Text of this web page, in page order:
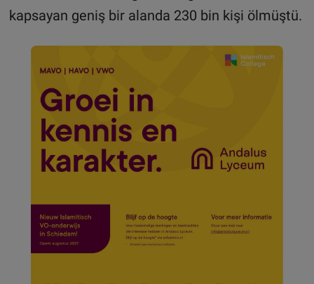
kapsayan geniş bir alanda 230 bin kişi ölmüştü.